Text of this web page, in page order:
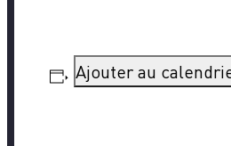
Ajouter au